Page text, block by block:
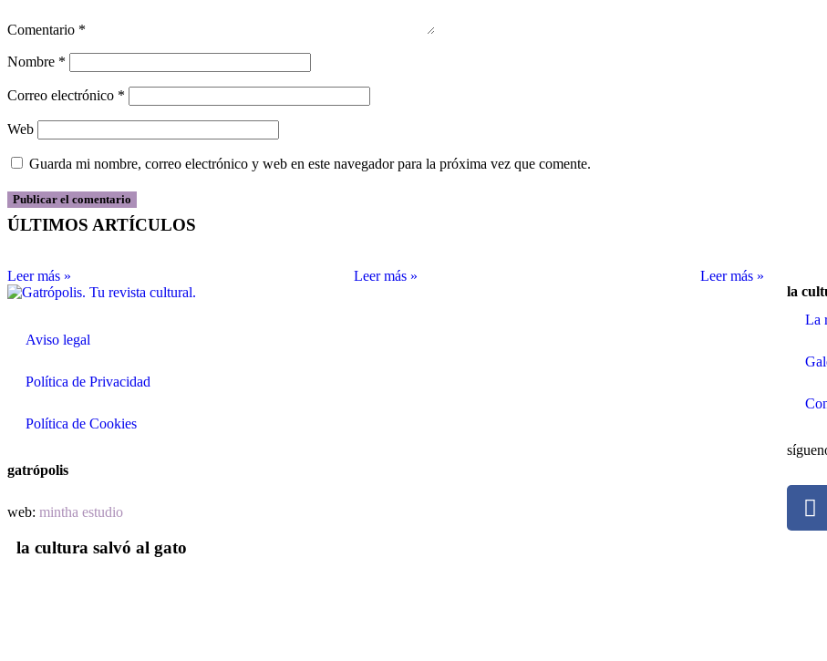
Comentario *
Nombre *
Correo electrónico *
Web
Guarda mi nombre, correo electrónico y web en este navegador para la próxima vez que comente.
ÚLTIMOS ARTÍCULOS
Leer más » Leer más » Leer más »
Aviso legal
Política de Privacidad
Política de Cookies
gatrópolis
web: mintha estudio
la
La
la cultura salvó al gato